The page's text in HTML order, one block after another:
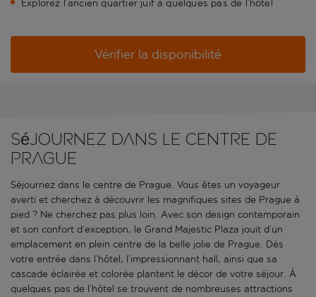
Explorez l’ancien quartier juif à quelques pas de l’hôtel
Vérifier la disponibilité
Séjournez dans le centre de
Prague
Séjournez dans le centre de Prague. Vous êtes un voyageur
averti et cherchez à découvrir les magnifiques sites de Prague à
pied ? Ne cherchez pas plus loin. Avec son design contemporain
et son confort d’exception, le Grand Majestic Plaza jouit d’un
emplacement en plein centre de la belle jolie de Prague. Dès
votre entrée dans l’hôtel, l’impressionnant hall, ainsi que sa
cascade éclairée et colorée plantent le décor de votre séjour. À
quelques pas de l’hôtel se trouvent de nombreuses attractions